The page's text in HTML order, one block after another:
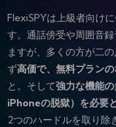
FlexiSPYは上級者向け
す。通話傍受や周囲音
ますが、多くの方が二
ず高価で、無料プラン
と。そして強力な機能
iPhoneの脱獄）を必要
2つのハードルを取り除